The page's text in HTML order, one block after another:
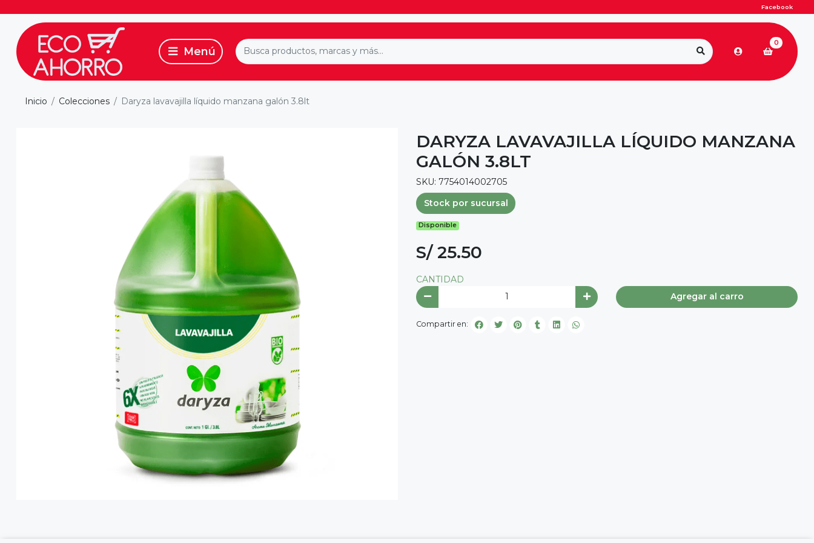
Facebook
0
Inicio Colecciones Daryza lavavajilla líquido manzana galón 3.8lt
DARYZA LAVAVAJILLA LÍQUIDO MANZANA
GALÓN 3.8LT
SKU: 7754014002705
Stock por sucursal
Disponible
S/ 25.50
CANTIDAD
Agregar al carro
Compartir en: